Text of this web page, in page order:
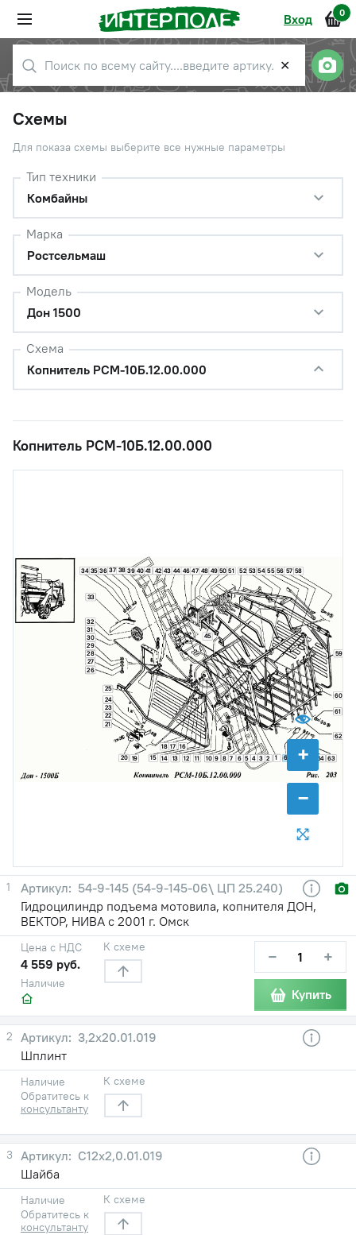
Вход 0
✕
Схемы
Для показа схемы выберите все нужные параметры
Тип техники
Комбайны
Марка
Ростсельмаш
Модель
Дон 1500
Схема
Копнитель РСМ-10Б.12.00.000
Копнитель РСМ-10Б.12.00.000
+
−
1
2
3
4
5
6
7
8
9
10
11
12
13
14
15
16
17
18
19
20
21
22
23
24
25
26
27
28
29
30
31
32
33
34 35 36 37 38 39 40 41 42 43 44
45
46 47 48 49 50 51 52 53 54 55 56 57 58
59
60
61
62
63
64
65
66
67
1
54-9-145 (54-9-145-06\ ЦП 25.240)
Гидроцилиндр подъема мотовила, копнителя ДОН,
ВЕКТОР, НИВА с 2001 г. Омск
Наличие
Цена с НДС
4 559 руб.
К схеме − +
Купить
2
3,2x20.01.019
Шплинт
Наличие
Обратитесь к
консультанту
К схеме
3
С12х2,0.01.019
Шайба
Наличие
Обратитесь к
консультанту
К схеме